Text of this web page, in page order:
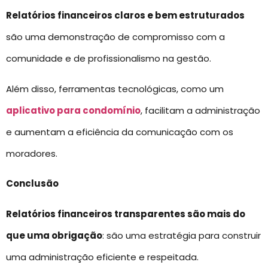
Relatórios financeiros claros e bem estruturados
são uma demonstração de compromisso com a
comunidade e de profissionalismo na gestão.
Além disso, ferramentas tecnológicas, como um
aplicativo para condomínio, facilitam a administração
e aumentam a eficiência da comunicação com os
moradores.
Conclusão
Relatórios financeiros transparentes são mais do
que uma obrigação: são uma estratégia para construir
uma administração eficiente e respeitada.